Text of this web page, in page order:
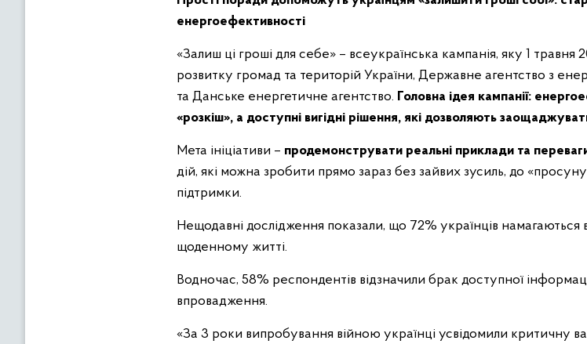
енергоефективності
«Залиш ці гроші для себе» – всеукраїнська кампанія, яку 1 травня
розвитку громад та територій України, Державне агентство з
та Данське енергетичне агентство. Головна ідея кампанії:
«розкіш», а доступні вигідні рішення, які дозволяють
Мета ініціативи – продемонструвати реальні приклади та
дій, які можна зробити прямо зараз без зайвих зусиль, до
підтримки.
Нещодавні дослідження показали, що 72% українців
щоденному житті.
Водночас, 58% респондентів відзначили брак доступної
впровадження.
«За 3 роки випробування війною українці усвідомили критичну